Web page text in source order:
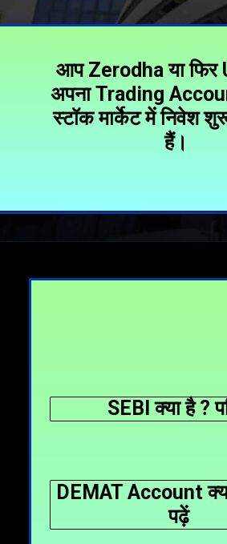
आप Zerodha या फिर
अपना Trading
स्टॉक मार्केट में निवेश
हैं।
SEBI क्या है ?
DEMAT Account
पढ़ें